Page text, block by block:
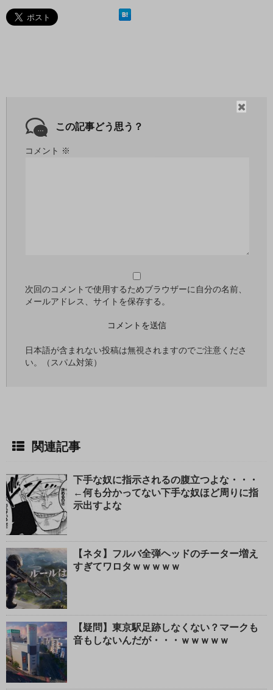
閉
この記事どう思う？
コメント ※
次回のコメントで使用するためブラウザーに自分の名前、
メールアドレス、サイトを保存する。
日本語が含まれない投稿は無視されますのでご注意くださ
い。（スパム対策）
関連記事
下手な奴に指示されるの腹立つよな・・・
←何も分かってない下手な奴ほど周りに指
示出すよな
【ネタ】フルバ全弾ヘッドのチーター増え
すぎてワロタｗｗｗｗｗ
【疑問】東京駅足跡しなくない？マークも
音もしないんだが・・・ｗｗｗｗｗ